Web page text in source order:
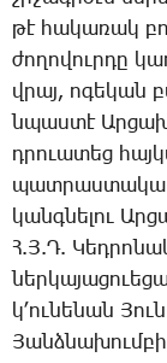
թէ հա­կա­ռակ
ժո­ղո­վուր­դը
վրայ, ո­գե­կան
նպաս­տէ
դրո­ւա­տեց
կանգ­նե­լու
Հ.Յ.Դ.
կ­՚ու­նե­նան